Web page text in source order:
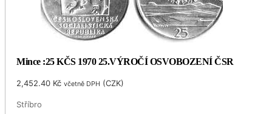
Mince :25 KČS 1970 25.VÝROČÍ OSVOBOZENÍ ČSR
2,452.40 Kč včetně DPH (CZK)
Stříbro